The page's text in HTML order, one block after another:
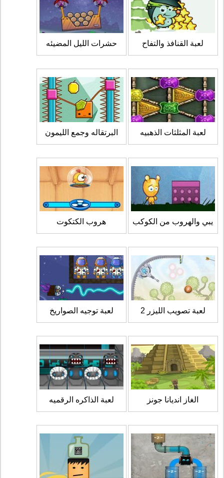
لعبة القنافذ والتفاح حشرات الليل المضيئه
لعبة المثلثات الذهبيه البرتقاله وجمع الليمون
يبي والهروب من الكوكب هروب الكتكوت
لعبة تصويب الليزر 2 لعبة توجيه الصواريخ
الغاز انديانا جونز لعبة الذاكره الرقميه